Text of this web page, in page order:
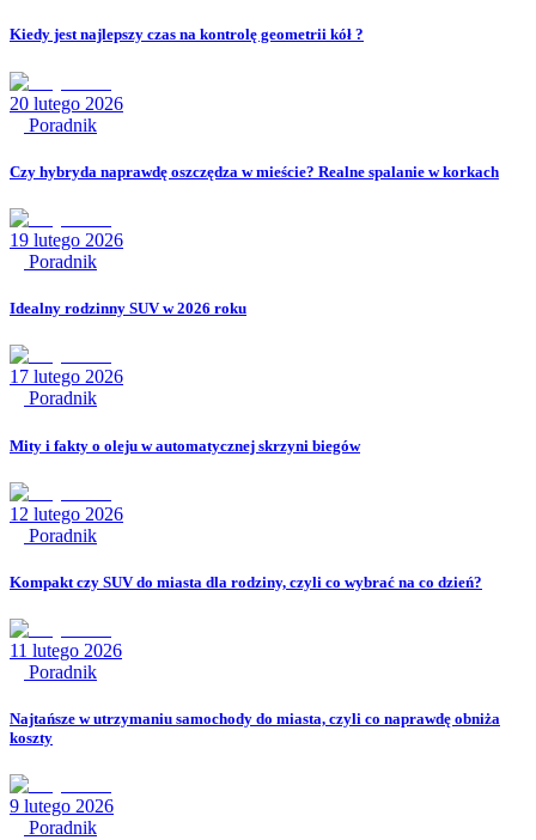
Kiedy jest najlepszy czas na kontrolę geometrii kół ?
20 lutego 2026
Poradnik
Czy hybryda naprawdę oszczędza w mieście? Realne spalanie w korkach
19 lutego 2026
Poradnik
Idealny rodzinny SUV w 2026 roku
17 lutego 2026
Poradnik
Mity i fakty o oleju w automatycznej skrzyni biegów
12 lutego 2026
Poradnik
Kompakt czy SUV do miasta dla rodziny, czyli co wybrać na co dzień?
11 lutego 2026
Poradnik
Najtańsze w utrzymaniu samochody do miasta, czyli co naprawdę obniża
koszty
9 lutego 2026
Poradnik